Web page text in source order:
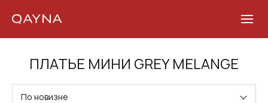
content
ПЛАТЬЕ МИНИ GREY MELANGE
По новизне